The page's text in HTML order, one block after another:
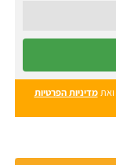
ואתמדיניות הפרטיות